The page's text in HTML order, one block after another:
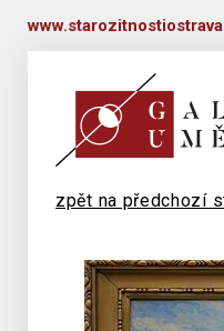
zpět na předchozí